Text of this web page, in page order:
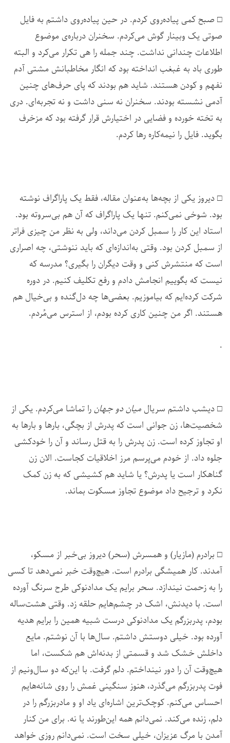
□ صبح کمی پیاده‌روی کردم. در حین پیاده‌روی داشتم به فایل
صوتی یک وبینار گوش می‌کردم. سخنران درباره‌ی موضوع
اطلاعات چندانی نداشت. چند جمله را هی تکرار می‌کرد و البته
طوری باد به غبغب انداخته بود که انگار مخاطبانش مشتی آدم
نفهم و کودن هستند. شاید هم بودند که پای حرف‌های چنین
آدمی نشسته بودند. سخنران نه سنی داشت و نه تجربه‌ای. دری
به تخته خورده و فضایی در اختیارش قرار گرفته بود که مزخرف
بگوید. فایل را نیمه‌کاره رها کردم.
□ دیروز یکی از بچه‌ها به‌عنوان مقاله، فقط یک پاراگراف نوشته
بود‌. شوخی نمی‌کنم. تنها یک پاراگراف که آن هم بی‌سروته بود.
استاد این کار را سمبل کردن می‌داند، ولی به نظر من چیزی فراتر
از سمبل کردن بود‌. وقتی به‌اندازه‌ای که باید ننوشتی، چه اصراری
است که منتشرش کنی و وقت دیگران را بگیری؟ مدرسه که
نیست که بگوییم انجامش دادم و رفع تکلیف کنیم. در دوره
شرکت کرده‌ایم که بیاموزیم. بعضی‌ها چه دل‌گنده و بی‌خیال هم
هستند. اگر من چنین کاری کرده بودم، از استرس می‌مُردم.
.
□ دیشب داشتم سریال میان دو جهانرا تماشا می‌کردم. یکی از
شخصیت‌ها، زن جوانی است که پدرش از بچگی، بارها و بارها به
او تجاوز کرده است. زن پدرش را به قتل رساند و آن را خودکشی
جلوه داد. از خودم می‌پرسم مرز اخلاقیات کجاست. الان زن
گناهکار است یا پدرش؟ یا شاید هم کشیشی که به زن کمک
نکرد و ترجیح داد موضوع تجاوز مسکوت بماند.
□ برادرم (مازیار) و همسرش (سحر) دیروز بی‌خبر از مسکو،
آمدند. کار همیشگی‌ برادرم است. هیچ‌وقت خبر نمی‌دهد تا کسی
را به زحمت نیندازد. سحر برایم یک مدادنوکی طرح سرنگ آورده
است. با دیدنش، اشک در چشم‌هایم حلقه زد. وقتی هشت‌ساله
بودم، پدربزرگم یک مدادنوکی درست شبیه همین را برایم هدیه
آورده بود. خیلی دوستش داشتم. سال‌ها با آن نوشتم. مایع
داخلش خشک شد و قسمتی از بدنه‌اش هم شکست، اما
هیچ‌وقت آن را دور نینداختم. دلم گرفت. با این‌که دو سال‌ونیم از
فوت پدربزرگم می‌گذرد، هنوز سنگینی غمش را روی شانه‌هایم
احساس می‌کنم. کوچک‌ترین اشاره‌ای یاد او و مادربزرگم را در
دلم، زنده می‌کند. نمی‌دانم همه این‌طورند یا نه. برای من کنار
آمدن با مرگ عزیزان، خیلی سخت است. نمی‌دانم روزی خواهد